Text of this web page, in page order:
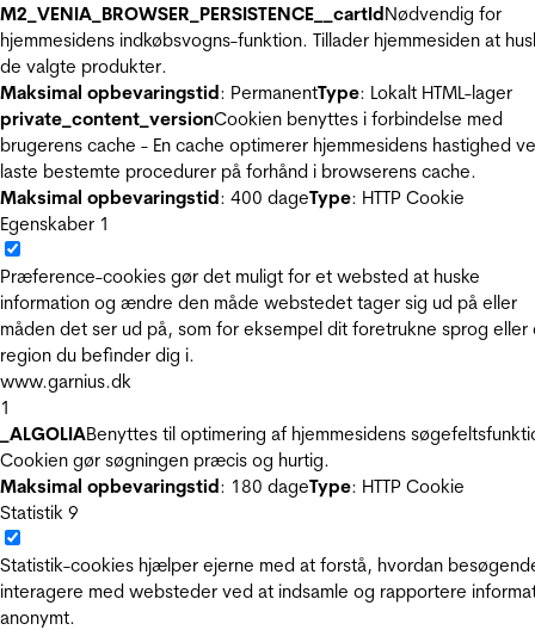
M2_VENIA_BROWSER_PERSISTENCE__cartIdNødvendig for
hjemmesidens indkøbsvogns-funktion. Tillader hjemmesiden at
de valgte produkter.
Maksimal opbevaringstid: PermanentType: Lokalt HTML-lager
private_content_versionCookien benyttes i forbindelse med
brugerens cache - En cache optimerer hjemmesidens hastighed
laste bestemte procedurer på forhånd i browserens cache.
Maksimal opbevaringstid: 400 dageType: HTTP Cookie
Egenskaber 1
Præference-cookies gør det muligt for et websted at huske
information og ændre den måde webstedet tager sig ud på eller
måden det ser ud på, som for eksempel dit foretrukne sprog eller
region du befinder dig i.
www.garnius.dk
1
_ALGOLIABenyttes til optimering af hjemmesidens
Cookien gør søgningen præcis og hurtig.
Maksimal opbevaringstid: 180 dageType: HTTP Cookie
Statistik 9
Statistik-cookies hjælper ejerne med at forstå, hvordan
interagere med websteder ved at indsamle og rapportere
anonymt.